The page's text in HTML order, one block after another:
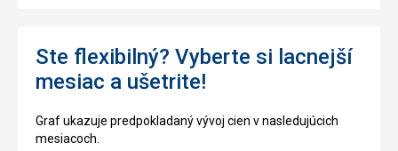
Ste flexibilný? Vyberte si lacnejší
mesiac a ušetrite!
Graf ukazuje predpokladaný vývoj cien v nasledujúcich
mesiacoch.